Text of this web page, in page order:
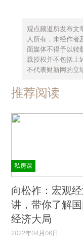
观点频道所发布文
人所有，未经作者
面媒体不得予以转
载授权并不包括上
不代表财新网的立
推荐阅读
私房课
向松祚：宏观
讲，带你了解
经济大局
2022年04月06日